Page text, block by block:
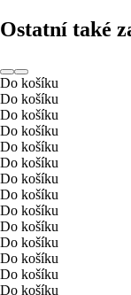
Ostatní také
Do košíku
Do košíku
Do košíku
Do košíku
Do košíku
Do košíku
Do košíku
Do košíku
Do košíku
Do košíku
Do košíku
Do košíku
Do košíku
Do košíku